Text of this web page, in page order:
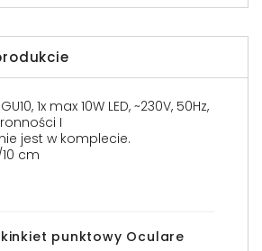
1x max 10W LED, ~230V, 50Hz,
I
jest w komplecie.
cm
punktowy Oculare